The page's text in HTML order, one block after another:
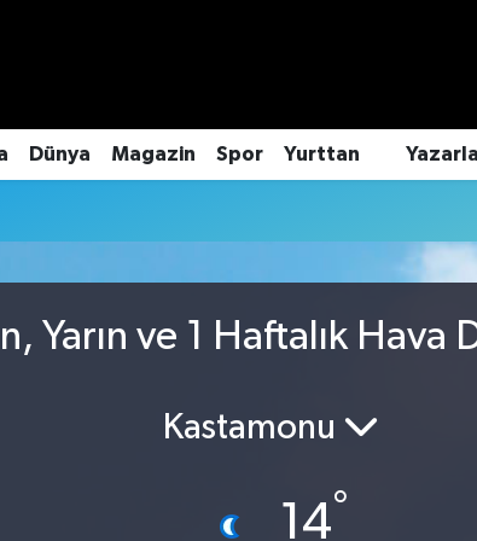
Dünya Magazin Spor Yurttan
Yarın ve 1 Haftalık Hava
Kastamonu
14°